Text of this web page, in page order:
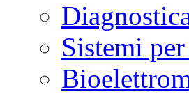
Sistemi